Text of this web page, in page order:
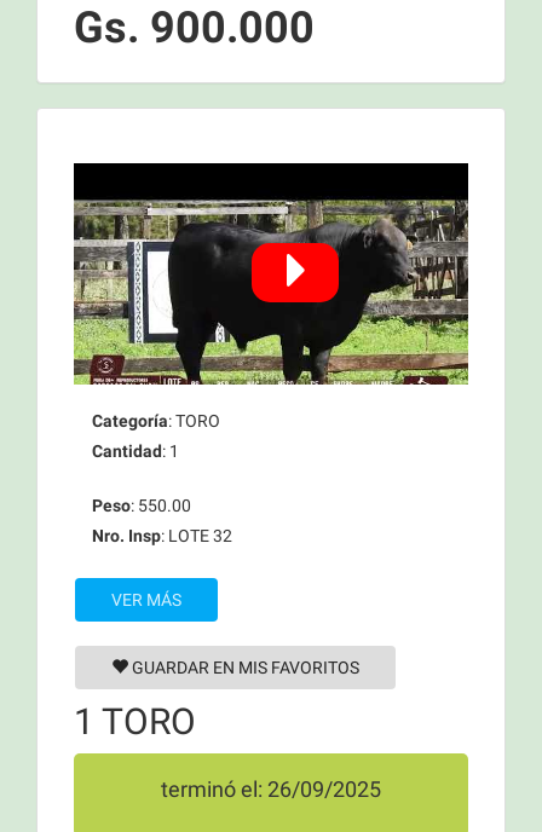
Gs. 900.000
Categoría: TORO
Cantidad: 1
Peso: 550.00
Nro. Insp: LOTE 32
VER MÁS
GUARDAR EN MIS FAVORITOS
1 TORO
terminó el: 26/09/2025